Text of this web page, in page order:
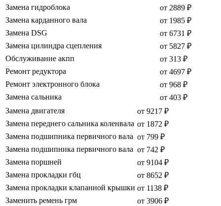
Замена гидроблока
от 2889 ₽
Замена карданного вала
от 1985 ₽
Замена DSG
от 6731 ₽
Замена цилиндра сцепления
от 5827 ₽
Обслуживание акпп
от 313 ₽
Ремонт редуктора
от 4697 ₽
Ремонт электронного блока
от 968 ₽
Замена сальника
от 403 ₽
Замена двигателя
от 9217 ₽
Замена переднего сальника коленвала от 1872 ₽
Замена подшипника первичного вала от 799 ₽
Замена подшипника первичного вала от 742 ₽
Замена поршней
от 9104 ₽
Замена прокладки гбц
от 8652 ₽
Замена прокладки клапанной крышки от 1138 ₽
Заменить ремень грм
от 3906 ₽